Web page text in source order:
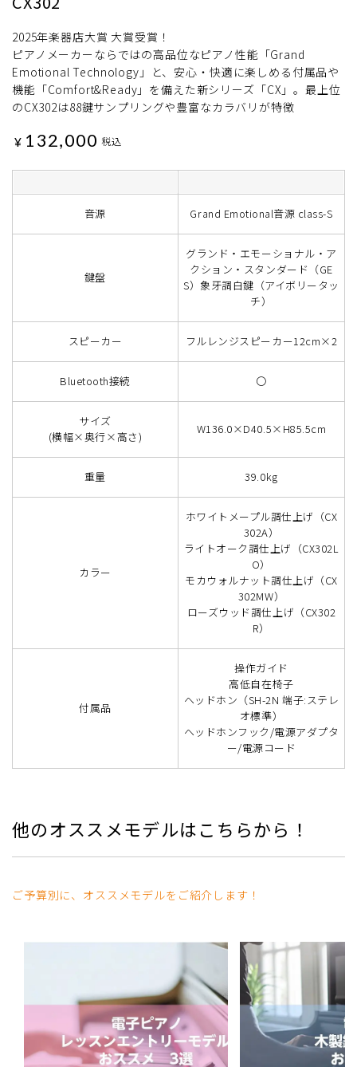
2025年楽器店大賞 大賞受賞！
ピアノメーカーならではの高品位なピアノ性能「Grand
Emotional Technology」と、安心・快適に楽しめる付属品や
機能「Comfort&Ready」を備えた新シリーズ「CX」。最上位
のCX302は88鍵サンプリングや豊富なカラバリが特徴
¥ 132,000 税込
音源 Grand Emotional音源 class-S
鍵盤
グランド・エモーショナル・ア
クション・スタンダード（GE
S）象牙調白鍵（アイボリータッ
チ）
スピーカー フルレンジスピーカー12cm×2
Bluetooth接続 〇
サイズ
(横幅×奥行×高さ)
W136.0×D40.5×H85.5cm
重量 39.0kg
カラー
ホワイトメープル調仕上げ（CX
302A）
ライトオーク調仕上げ（CX302L
O）
モカウォルナット調仕上げ（CX
302MW）
ローズウッド調仕上げ（CX302
R）
付属品
操作ガイド​
高低自在椅子
ヘッドホン（SH-2N 端子:ステレ
オ標準）
ヘッドホンフック/電源アダプタ
ー/電源コード
他のオススメモデルはこちらから！
ご予算別に、オススメモデルをご紹介します！